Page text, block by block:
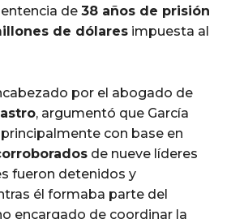
de 38 años de prisión
de dólares impuesta al
por el abogado de
, argumentó que García
con base en
de nueve líderes
fueron detenidos y
él formaba parte del
encargado de coordinar la